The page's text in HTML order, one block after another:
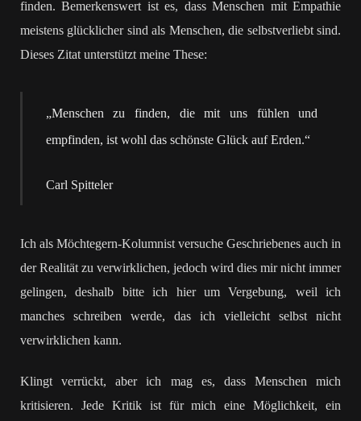
finden. Bemerkenswert ist es, dass Menschen mit Empathie
meistens glücklicher sind als Menschen, die selbstverliebt sind.
Dieses Zitat unterstützt meine These:
„Menschen zu finden, die mit uns fühlen und
empfinden, ist wohl das schönste Glück auf Erden.“
Carl Spitteler
Ich als Möchtegern-Kolumnist versuche Geschriebenes auch in
der Realität zu verwirklichen, jedoch wird dies mir nicht immer
gelingen, deshalb bitte ich hier um Vergebung, weil ich
manches schreiben werde, das ich vielleicht selbst nicht
verwirklichen kann.
Klingt verrückt, aber ich mag es, dass Menschen mich
kritisieren. Jede Kritik ist für mich eine Möglichkeit, ein